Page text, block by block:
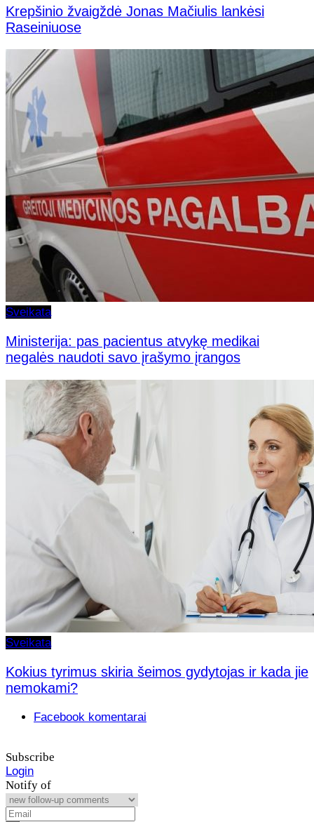
Krepšinio žvaigždė Jonas Mačiulis lankėsi
Raseiniuose
Sveikata
Ministerija: pas pacientus atvykę medikai
negalės naudoti savo įrašymo įrangos
Sveikata
Kokius tyrimus skiria šeimos gydytojas ir kada jie
nemokami?
Facebook komentarai
Subscribe
Login
Notify of